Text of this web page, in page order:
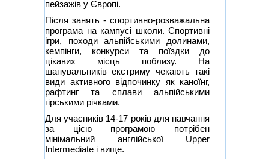
пейзажів у Європі.
Після занять - спортивно-розважальна
програма на кампусі школи. Спортивні
ігри, походи альпійськими долинами,
кемпінги, конкурси та поїздки до
цікавих місць поблизу. На
шанувальників екстриму чекають такі
види активного відпочинку як каноїнг,
рафтинг та сплави альпійськими
гірськими річками.
Для учасників 14-17 років для навчання
за цією програмою потрібен
мінімальний англійської Upper
Intermediate і вище.